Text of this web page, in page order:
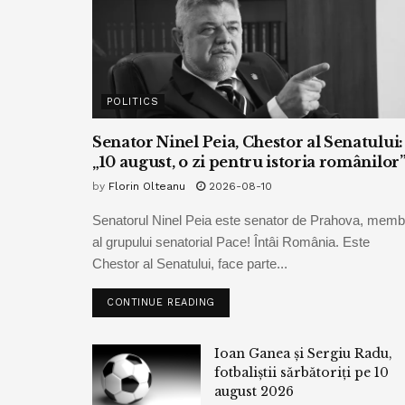
POLITICS
Senator Ninel Peia, Chestor al Senatului:
„10 august, o zi pentru istoria
by Florin Olteanu 2026-08-10
Senatorul Ninel Peia este senator de Prahova,
al grupului senatorial Pace! Întâi România. Este
Chestor al Senatului, face parte...
CONTINUE READING
Ioan Ganea și Sergiu Radu,
fotbaliștii sărbătoriți pe 10
august 2026